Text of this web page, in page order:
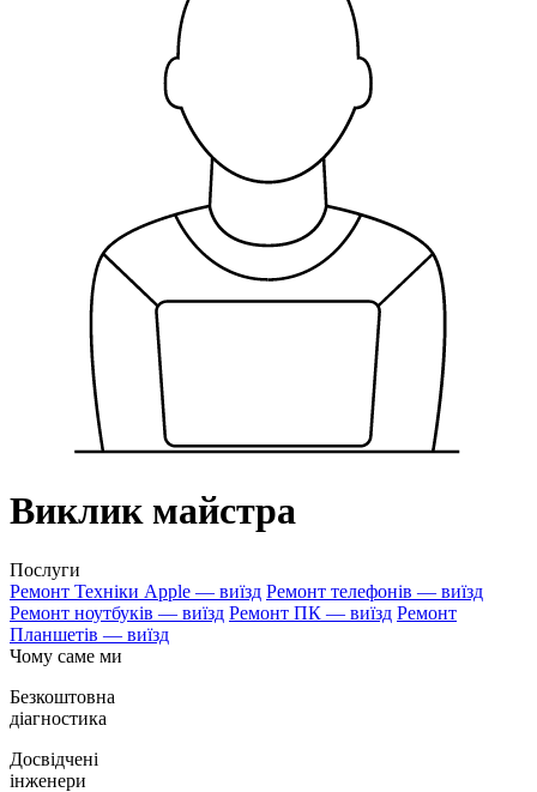
Виклик майстра
Послуги
Ремонт Технiки Apple — виїзд Ремонт телефонiв — виїзд
Ремонт ноутбукiв — виїзд Ремонт ПК — виїзд Ремонт
Планшетiв — виїзд
Чому саме ми
Безкоштовна
діагностика
Досвідчені
інженери